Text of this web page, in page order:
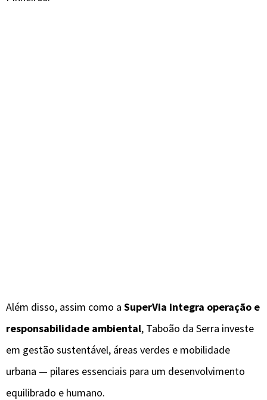
Além disso, assim como a SuperVia integra operação e
responsabilidade ambiental, Taboão da Serra investe
em gestão sustentável, áreas verdes e mobilidade
urbana — pilares essenciais para um desenvolvimento
equilibrado e humano.